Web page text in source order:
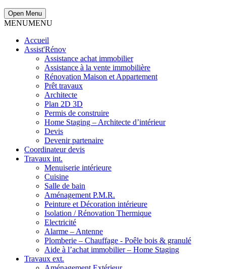
Open Menu
MENUMENU
Accueil
Assist'Rénov
Assistance achat immobilier
Assistance à la vente immobilière
Rénovation Maison et Appartement
Prêt travaux
Architecte
Plan 2D 3D
Permis de construire
Home Staging – Architecte d’intérieur
Devis
Devenir partenaire
Coordinateur devis
Travaux int.
Menuiserie intérieure
Cuisine
Salle de bain
Aménagement P.M.R.
Peinture et Décoration intérieure
Isolation / Rénovation Thermique
Electricité
Alarme – Antenne
Plomberie – Chauffage - Poêle bois & granulé
Aide à l’achat immobilier – Home Staging
Travaux ext.